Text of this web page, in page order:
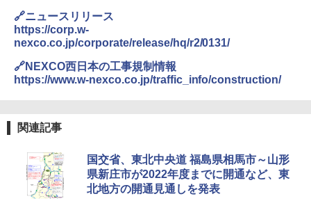
🔗ニュースリリース
https://corp.w-
nexco.co.jp/corporate/release/hq/r2/0131/
🔗NEXCO西日本の工事規制情報
https://www.w-nexco.co.jp/traffic_info/construction/
関連記事
国交省、東北中央道 福島県相馬市～山形
県新庄市が2022年度までに開通など、東
北地方の開通見通しを発表